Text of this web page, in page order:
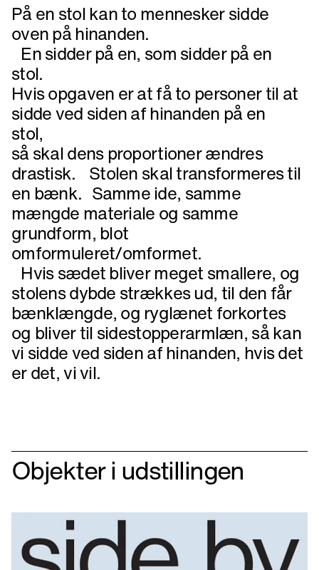
På en stol kan to mennesker sidde
oven på hinanden.
En sidder på en, som sidder på en
stol.
Hvis opgaven er at få to personer til at
sidde ved siden af hinanden på en
stol,
så skal dens proportioner ændres
drastisk. Stolen skal transformeres til
en bænk. Samme ide, samme
mængde materiale og samme
grundform, blot
omformuleret/omformet.
Hvis sædet bliver meget smallere, og
stolens dybde strækkes ud, til den får
bænklængde, og ryglænet forkortes
og bliver til sidestopperarmlæn, så kan
vi sidde ved siden af hinanden, hvis det
er det, vi vil.
Objekter i udstillingen